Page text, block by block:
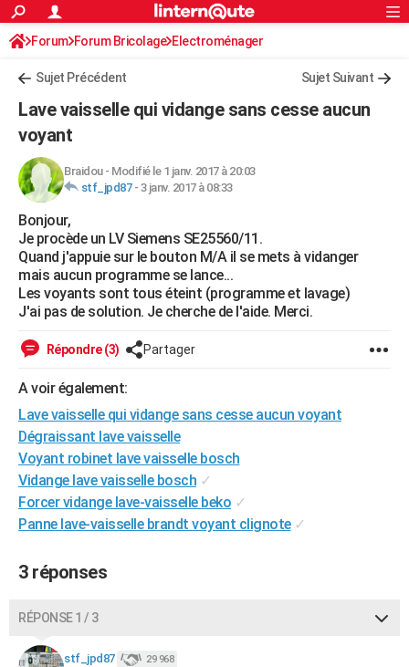
ACTUALITÉS
Politique
Société
Faits Divers
Education
Monde
Villes
+
Programme TV
Streaming
Sorties cinéma
FINANCE
Retraite
Impôts
Epargne
Immobilier
Risques naturels par ville
Banque
Assurance
Crédit
AUTO
Essais
Réserver un essai
Citadines
Berlines
SUV
Forum auto
HIGH-TECH
Mobiles
Meilleur smartphone
Internet
Ordinateurs
Jeux vidéo
Guide high-tech
+BRICOLAGE
Forum
Aménagement intérieur
Extérieur
Cuisine
Salle de bains
Jardinage
Rangement
WEEK-END
Guides de France
Escapades
Patrimoine
Expositions
Musées
Week-end nature
+LIFESTYLE
Art de vivre
Bien-être
Loisirs
Mode
Modes de vie
SANTE
Alimentation
Guide de la santé
Maladies
Médicaments
Sommeil
VOYAGE
PHOTO
GUIDES D'ACHAT
BONS PLANS
Carte de Noël
Carte Bonne année
Carte Saint-Valentin
Carte Pâques
Carte d'anniversaire
DICTIONNAIRE
Dictionnaire
Biographies
Citations
Expressions
Proverbes
PROGRAMME TV
COPAINS D'AVANT
S'inscrire
Connexion
Forum Forum Bricolage Electroménager
Sujet Précédent Sujet Suivant
Lave vaisselle qui vidange sans cesse aucun
voyant
Braidou- Modifié le 1 janv. 2017 à 20:03
stf_jpd87- 3 janv. 2017 à 08:33
Bonjour,
Je procède un LV Siemens SE25560/11.
Quand j'appuie sur le bouton M/A il se mets à vidanger
mais aucun programme se lance...
Les voyants sont tous éteint (programme et lavage)
J'ai pas de solution. Je cherche de l'aide. Merci.
Répondre (3) Partager
A voir également:
Lave vaisselle qui vidange sans cesse aucun voyant
Dégraissant lave vaisselle
Voyant robinet lave vaisselle bosch
Vidange lave vaisselle bosch ✓
Forcer vidange lave-vaisselle beko ✓
Panne lave-vaisselle brandt voyant clignote ✓
3 réponses
RÉPONSE 1 / 3
stf_jpd87 29 968